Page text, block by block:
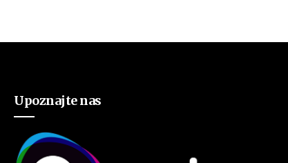
Upoznajte nas